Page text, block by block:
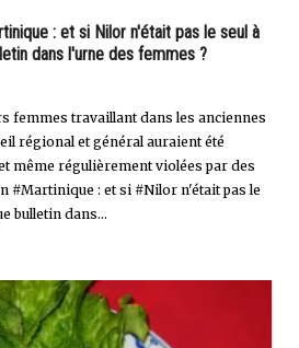
: et si Nilor n'était pas le seul à
dans l'urne des femmes ?
femmes travaillant dans les anciennes
régional et général auraient été
même régulièrement violées par des
#Martinique : et si #Nilor n'était pas le
bulletin dans...